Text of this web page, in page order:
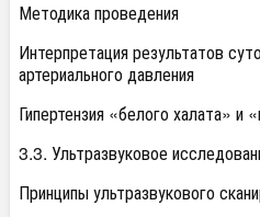
Методика проведения
Интерпретация результатов
артериального давления
Гипертензия «белого халата» и
3.3. Ультразвуковое
Принципы ультразвукового